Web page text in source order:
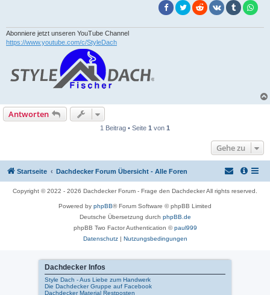
Abonniere jetzt unseren YouTube Channel
https://www.youtube.com/c/StyleDach
Antworten
1 Beitrag • Seite 1 von 1
Gehe zu
Startseite Dachdecker Forum Übersicht - Alle Foren
Copyright © 2022 - 2026 Dachdecker Forum - Frage den Dachdecker All rights reserved.
Powered by phpBB® Forum Software © phpBB Limited
Deutsche Übersetzung durch phpBB.de
phpBB Two Factor Authentication ©paul999
Datenschutz| Nutzungsbedingungen
Dachdecker Infos
Style Dach - Aus Liebe zum Handwerk
Die Dachdecker Gruppe auf Facebook
Dachdecker Material Restposten